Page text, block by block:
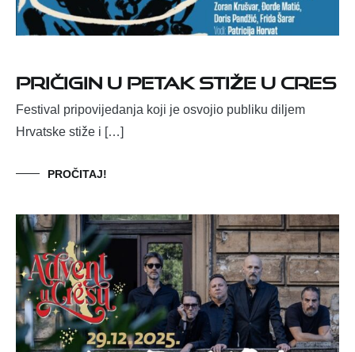
Pričigin u petak stiže u Cres
Festival pripovijedanja koji je osvojio publiku diljem
Hrvatske stiže i […]
PROČITAJ!